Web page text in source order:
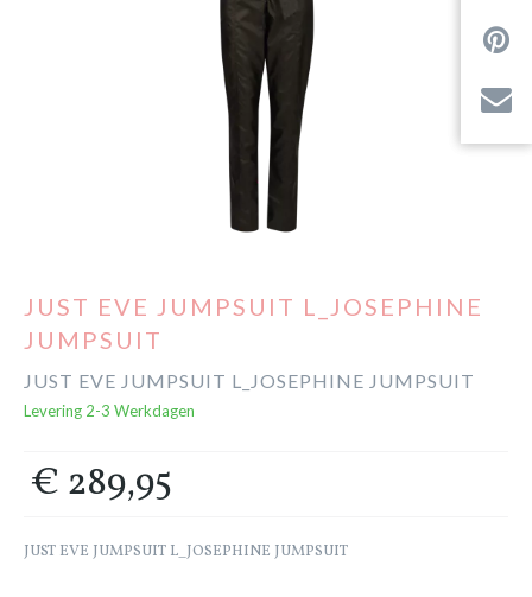
JUST EVE JUMPSUIT L_JOSEPHINE
JUMPSUIT
JUST EVE JUMPSUIT L_JOSEPHINE JUMPSUIT
Levering 2-3 Werkdagen
€ 289,95
JUST EVE JUMPSUIT L_JOSEPHINE JUMPSUIT